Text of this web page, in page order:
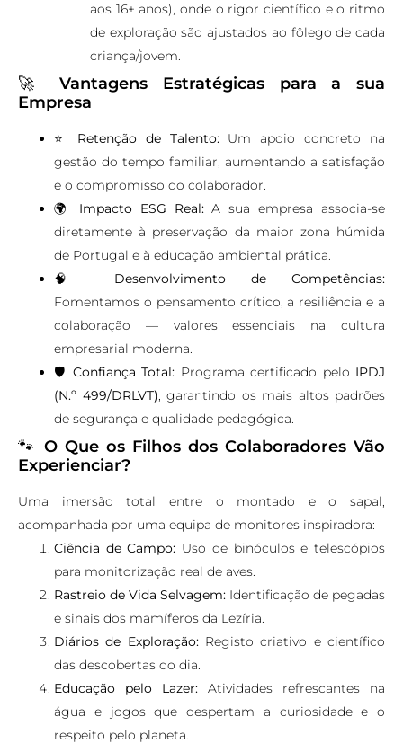
aos 16+ anos), onde o rigor científico e o ritmo
de exploração são ajustados ao fôlego de cada
criança/jovem.
🚀
Vantagens Estratégicas para a sua
Empresa
⭐ Retenção de Talento:Um apoio concreto na
gestão do tempo familiar, aumentando a satisfação
e o compromisso do colaborador.
🌍 Impacto ESG Real:A sua empresa associa-se
diretamente à preservação da maior zona húmida
de Portugal e à educação ambiental prática.
🧠 Desenvolvimento de Competências:
Fomentamos o pensamento crítico, a resiliência e a
colaboração — valores essenciais na cultura
empresarial moderna.
🛡️ Confiança Total: Programa certificado pelo IPDJ
(N.º 499/DRLVT), garantindo os mais altos padrões
de segurança e qualidade pedagógica.
🐾 O Que os Filhos dos Colaboradores Vão
Experienciar?
Uma imersão total entre o montado e o sapal,
acompanhada por uma equipa de monitores inspiradora:
Ciência de Campo: Uso de binóculos e telescópios
para monitorização real de aves.
Rastreio de Vida Selvagem: Identificação de pegadas
e sinais dos mamíferos da Lezíria.
Diários de Exploração:Registo criativo e científico
das descobertas do dia.
Educação pelo Lazer: Atividades refrescantes na
água e jogos que despertam a curiosidade e o
respeito pelo planeta.